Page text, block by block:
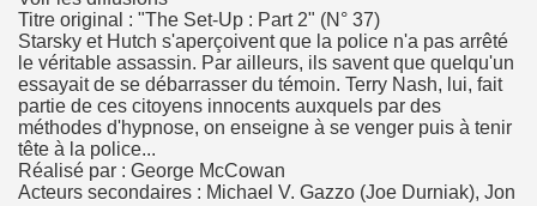
Titre original : "The Set-Up : Part 2" (N° 37)
Starsky et Hutch s'aperçoivent que la police n'a pas arrêté
le véritable assassin. Par ailleurs, ils savent que quelqu'un
essayait de se débarrasser du témoin. Terry Nash, lui, fait
partie de ces citoyens innocents auxquels par des
méthodes d'hypnose, on enseigne à se venger puis à tenir
tête à la police...
Réalisé par : George McCowan
Acteurs secondaires : Michael V. Gazzo (Joe Durniak), Jon